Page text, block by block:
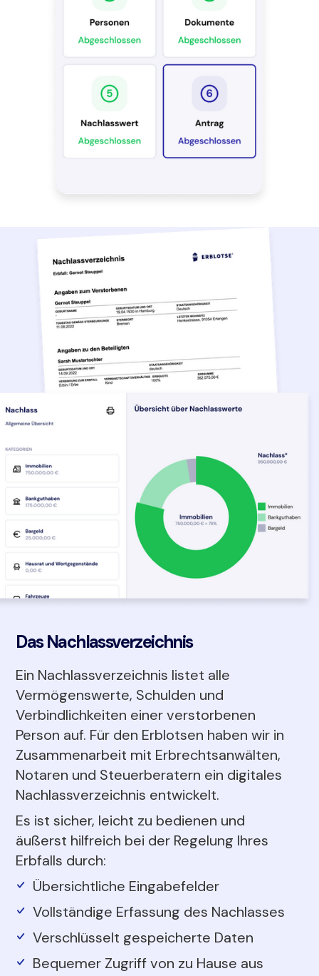
Das Nachlassverzeichnis
Ein Nachlassverzeichnis listet alle
Vermögenswerte, Schulden und
Verbindlichkeiten einer verstorbenen
Person auf. Für den Erblotsen haben wir in
Zusammenarbeit mit Erbrechtsanwälten,
Notaren und Steuerberatern ein digitales
Nachlassverzeichnis entwickelt.
Es ist sicher, leicht zu bedienen und
äußerst hilfreich bei der Regelung Ihres
Erbfalls durch:
Übersichtliche Eingabefelder
Vollständige Erfassung des Nachlasses
Verschlüsselt gespeicherte Daten
Bequemer Zugriff von zu Hause aus